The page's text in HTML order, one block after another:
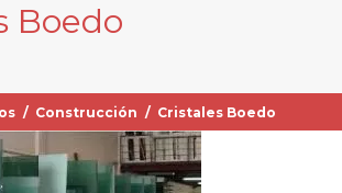
Boedo
/ Construcción / Cristales Boedo